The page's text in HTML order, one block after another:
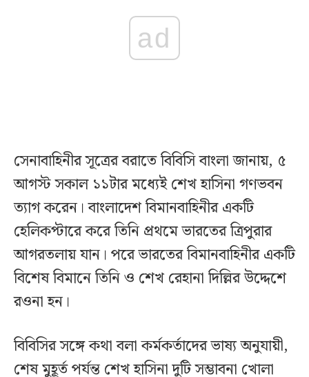
ad
সেনাবাহিনীর সূত্রের বরাতে বিবিসি বাংলা জানায়, ৫
আগস্ট সকাল ১১টার মধ্যেই শেখ হাসিনা গণভবন
ত্যাগ করেন। বাংলাদেশ বিমানবাহিনীর একটি
হেলিকপ্টারে করে তিনি প্রথমে ভারতের ত্রিপুরার
আগরতলায় যান। পরে ভারতের বিমানবাহিনীর একটি
বিশেষ বিমানে তিনি ও শেখ রেহানা দিল্লির উদ্দেশে
রওনা হন।
বিবিসির সঙ্গে কথা বলা কর্মকর্তাদের ভাষ্য অনুযায়ী,
শেষ মুহূর্ত পর্যন্ত শেখ হাসিনা দুটি সম্ভাবনা খোলা